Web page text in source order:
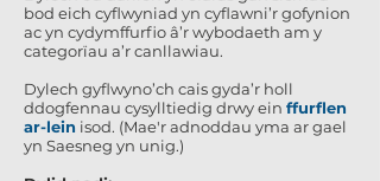
bod eich cyflwyniad yn cyflawni’r gofynion
ac yn cydymffurfio â’r wybodaeth am y
categorïau a’r canllawiau.
Dylech gyflwyno’ch cais gyda’r holl
ddogfennau cysylltiedig drwy ein ffurflen
ar-lein isod. (Mae'r adnoddau yma ar gael
yn Saesneg yn unig.)